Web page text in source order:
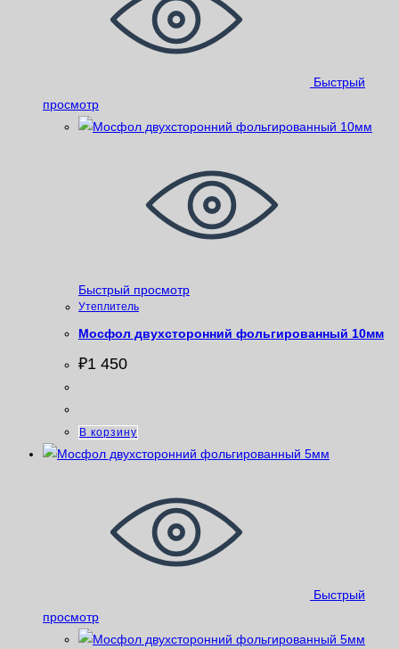
Быстрый
просмотр
Быстрый просмотр
Утеплитель
Мосфол двухсторонний фольгированный 10мм
₽1 450
В корзину
Быстрый
просмотр